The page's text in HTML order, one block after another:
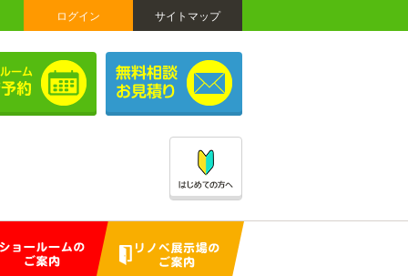
サイトマップ
ログイン